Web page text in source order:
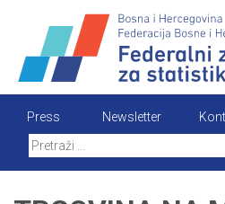
content
Press Newsletter